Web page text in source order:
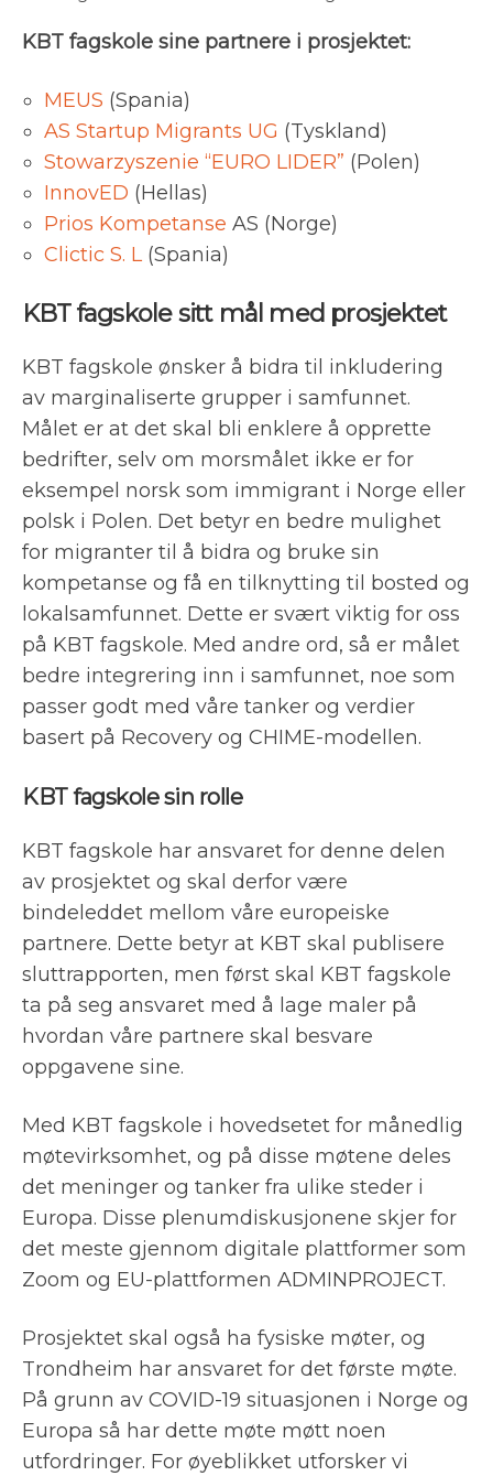
KBT fagskole sine partnere i prosjektet:
MEUS (Spania)
AS Startup Migrants UG (Tyskland)
Stowarzyszenie “EURO LIDER” (Polen)
InnovED (Hellas)
Prios Kompetanse AS (Norge)
Clictic S. L(Spania)
KBT fagskole sitt mål med prosjektet
KBT fagskole ønsker å bidra til inkludering
av marginaliserte grupper i samfunnet.
Målet er at det skal bli enklere å opprette
bedrifter, selv om morsmålet ikke er for
eksempel norsk som immigrant i Norge eller
polsk i Polen. Det betyr en bedre mulighet
for migranter til å bidra og bruke sin
kompetanse og få en tilknytting til bosted og
lokalsamfunnet. Dette er svært viktig for oss
på KBT fagskole. Med andre ord, så er målet
bedre integrering inn i samfunnet, noe som
passer godt med våre tanker og verdier
basert på Recovery og CHIME-modellen.
KBT fagskole sin rolle
KBT fagskole har ansvaret for denne delen
av prosjektet og skal derfor være
bindeleddet mellom våre europeiske
partnere. Dette betyr at KBT skal publisere
sluttrapporten, men først skal KBT fagskole
ta på seg ansvaret med å lage maler på
hvordan våre partnere skal besvare
oppgavene sine.
Med KBT fagskole i hovedsetet for månedlig
møtevirksomhet, og på disse møtene deles
det meninger og tanker fra ulike steder i
Europa. Disse plenumdiskusjonene skjer for
det meste gjennom digitale plattformer som
Zoom og EU-plattformen ADMINPROJECT.
Prosjektet skal også ha fysiske møter, og
Trondheim har ansvaret for det første møte.
På grunn av COVID-19 situasjonen i Norge og
Europa så har dette møte møtt noen
utfordringer. For øyeblikket utforsker vi